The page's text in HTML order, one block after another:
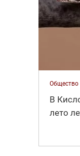
Общество
В
лето